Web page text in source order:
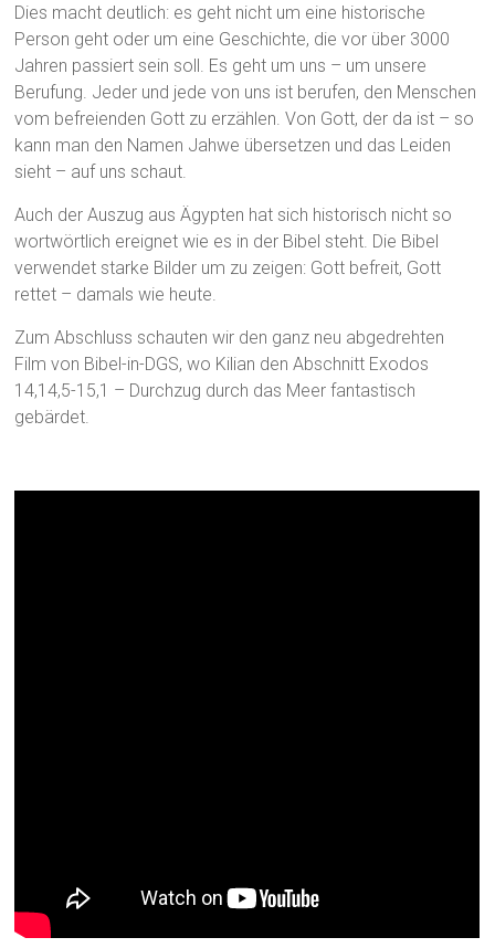
Dies macht deutlich: es geht nicht um eine historische
Person geht oder um eine Geschichte, die vor über 3000
Jahren passiert sein soll. Es geht um uns – um unsere
Berufung. Jeder und jede von uns ist berufen, den Menschen
vom befreienden Gott zu erzählen. Von Gott, der da ist – so
kann man den Namen Jahwe übersetzen und das Leiden
sieht – auf uns schaut.
Auch der Auszug aus Ägypten hat sich historisch nicht so
wortwörtlich ereignet wie es in der Bibel steht. Die Bibel
verwendet starke Bilder um zu zeigen: Gott befreit, Gott
rettet – damals wie heute.
Zum Abschluss schauten wir den ganz neu abgedrehten
Film von Bibel-in-DGS, wo Kilian den Abschnitt Exodos
14,14,5-15,1 – Durchzug durch das Meer fantastisch
gebärdet.